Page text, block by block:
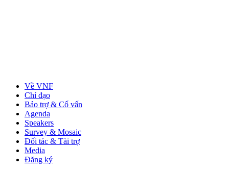
Về VNF
Chỉ đạo
Bảo trợ & Cố vấn
Agenda
Speakers
Survey & Mosaic
Đối tác & Tài trợ
Media
Đăng ký